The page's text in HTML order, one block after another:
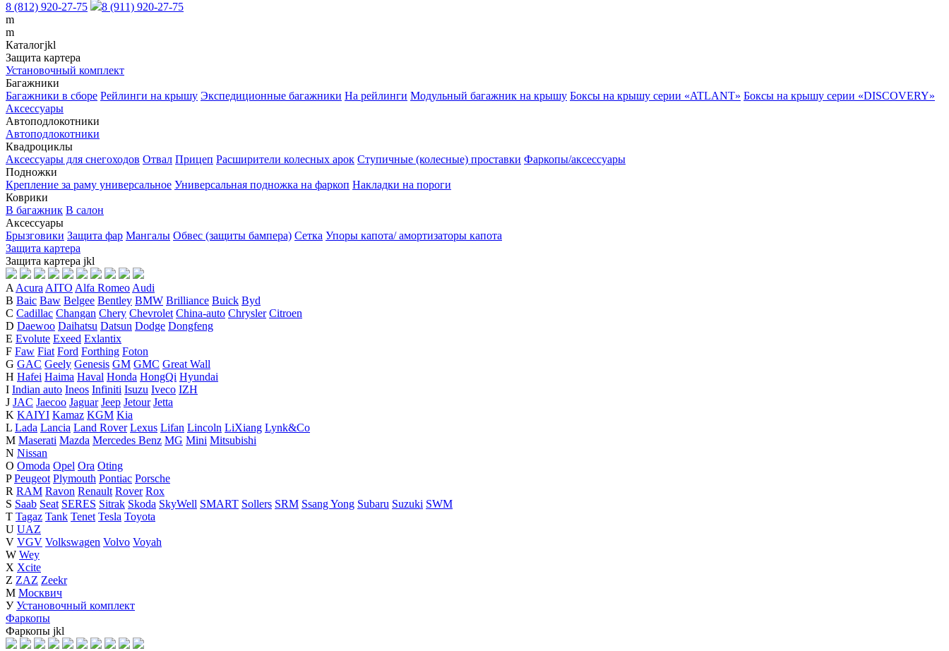
8 (812) 920-27-75
8 (911) 920-27-75
m
m
Каталогjkl
Защита картера
Установочный комплект
Багажники
Багажники в сборе Рейлинги на крышу Экспедиционные багажники На рейлинги Модульный багажник на крышу Боксы на крышу серии «ATLANT» Боксы на крышу серии «DISCOVERY»
Аксессуары
Автоподлокотники
Автоподлокотники
Квадроциклы
Аксессуары для снегоходов Отвал Прицеп Расширители колесных арок Ступичные (колесные) проставки Фаркопы/аксессуары
Подножки
Крепление за раму универсальное Универсальная подножка на фаркоп Накладки на пороги
Коврики
В багажник В салон
Аксессуары
Брызговики Защита фар Мангалы Обвес (защиты бампера) Сетка Упоры капота/ амортизаторы капота
Защита картера
Защита картера jkl
AAcuraAITO Alfa RomeoAudi
B Baic Baw Belgee Bentley BMW Brilliance Buick Byd
C Cadillac Changan Chery Chevrolet China-auto Chrysler Citroen
D Daewoo Daihatsu Datsun Dodge Dongfeng
E Evolute Exeed Exlantix
F Faw Fiat Ford Forthing Foton
G GAC Geely Genesis GM GMC Great Wall
H Hafei Haima Haval Honda HongQi Hyundai
I Indian auto Ineos Infiniti Isuzu Iveco IZH
J JAC Jaecoo Jaguar Jeep Jetour Jetta
K KAIYI Kamaz KGM Kia
L Lada Lancia Land Rover Lexus Lifan Lincoln LiXiang Lynk&Co
M Maserati Mazda Mercedes Benz MG Mini Mitsubishi
N Nissan
O Omoda Opel Ora Oting
P Peugeot Plymouth Pontiac Porsche
R RAM Ravon Renault Rover Rox
S Saab Seat SERES Sitrak Skoda SkyWell SMART Sollers SRM Ssang Yong Subaru Suzuki SWM
T Tagaz Tank Tenet Tesla Toyota
U UAZ
V VGV Volkswagen Volvo Voyah
W Wey
X Xcite
Z ZAZ Zeekr
М Москвич
У Установочный комплект
Фаркопы
Фаркопы jkl